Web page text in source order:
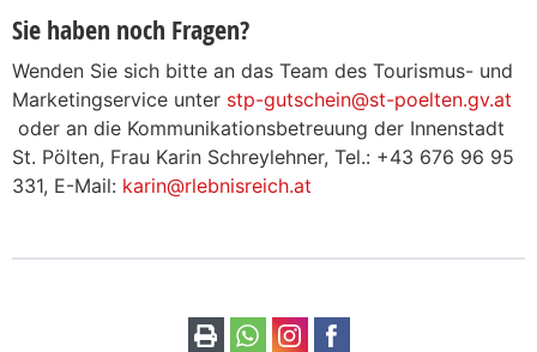
Sie haben noch Fragen?
Wenden Sie sich bitte an das Team des Tourismus- und
Marketingservice unter stp-gutschein@st-poelten.gv.at
oder an die Kommunikationsbetreuung der Innenstadt
St. Pölten, Frau Karin Schreylehner, Tel.: +43 676 96 95
331, E-Mail: karin@rlebnisreich.at